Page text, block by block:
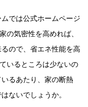
では公式ホームページ
の気密性を高めれば、
ので、省エネ性能を高
いるところは少ないの
るあたり、家の断熱
ないでしょうか。